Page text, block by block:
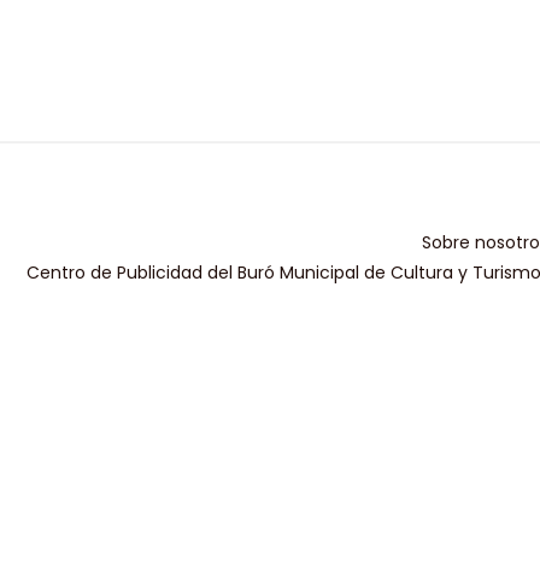
Sobre
Centro de Publicidad del Buró Municipal de Cultura y